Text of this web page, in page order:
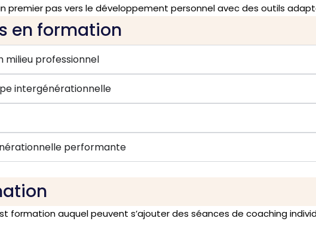
pas vers le développement personnel avec des outils
en formation
milieu professionnel
intergénérationnelle
performante
formation auquel peuvent s’ajouter des séances de coaching